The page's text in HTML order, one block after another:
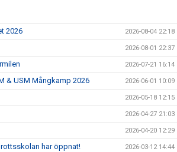
2026 2026-08-04 22:18
2026-08-01 22:37
2026-07-21 16:14
& USM Mångkamp 2026 2026-06-01 10:09
2026-05-18 12:15
2026-04-27 21:03
2026-04-20 12:29
har öppnat! 2026-03-12 14:44